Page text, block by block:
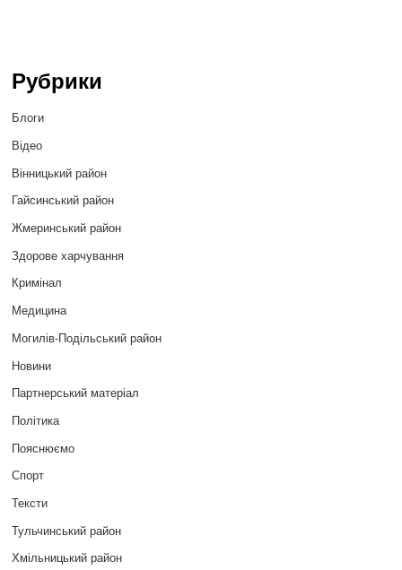
Рубрики
Блоги
Відео
Вінницький район
Гайсинський район
Жмеринський район
Здорове харчування
Кримінал
Медицина
Могилів-Подільський район
Новини
Партнерський матеріал
Політика
Пояснюємо
Спорт
Тексти
Тульчинський район
Хмільницький район